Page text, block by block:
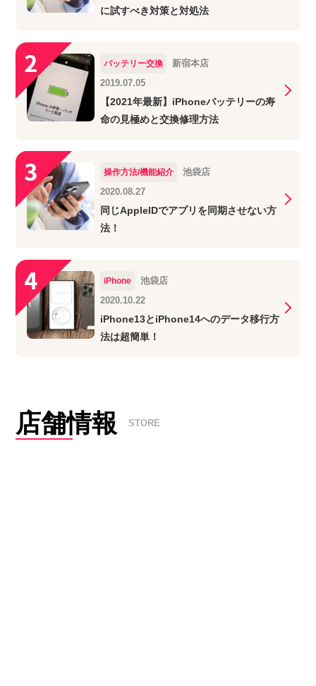
に試すべき対策と対処法
バッテリー交換
新宿本店
2019.07.05
【2021年最新】iPhoneバッテリーの寿
命の見極めと交換修理方法
操作方法/機能紹介
池袋店
2020.08.27
同じAppleIDでアプリを同期させない方
法！
iPhone
池袋店
2020.10.22
iPhone13とiPhone14へのデータ移行方
法は超簡単！
店舗情報 STORE